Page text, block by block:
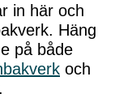
in här och
Häng
på både
och
.